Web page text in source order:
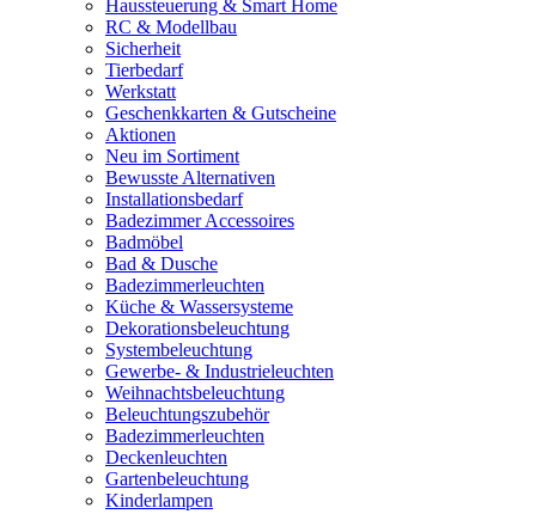
Haussteuerung & Smart Home
RC & Modellbau
Sicherheit
Tierbedarf
Werkstatt
Geschenkkarten & Gutscheine
Aktionen
Neu im Sortiment
Bewusste Alternativen
Installationsbedarf
Badezimmer Accessoires
Badmöbel
Bad & Dusche
Badezimmerleuchten
Küche & Wassersysteme
Dekorationsbeleuchtung
Systembeleuchtung
Gewerbe- & Industrieleuchten
Weihnachtsbeleuchtung
Beleuchtungszubehör
Badezimmerleuchten
Deckenleuchten
Gartenbeleuchtung
Kinderlampen